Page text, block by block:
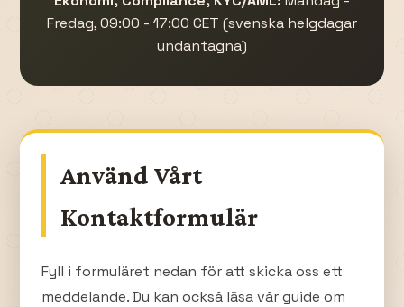
Fredag, 09:00 - 17:00 CET (svenska helgdagar
undantagna)
Använd Vårt
Kontaktformulär
Fyll i formuläret nedan för att skicka oss ett
meddelande. Du kan också läsa vår guide om